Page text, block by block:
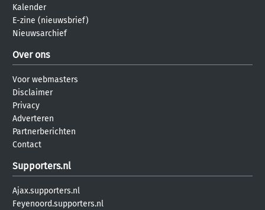
Kalender
E-zine (nieuwsbrief)
Nieuwsarchief
Over ons
Voor webmasters
Disclaimer
Privacy
Adverteren
Partnerberichten
Contact
Supporters.nl
Ajax.supporters.nl
Feyenoord.supporters.nl